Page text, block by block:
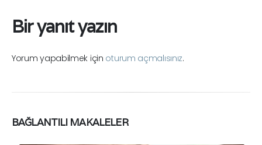
Bir yanıt yazın
Yorum yapabilmek için oturum açmalısınız.
BAĞLANTILI MAKALELER